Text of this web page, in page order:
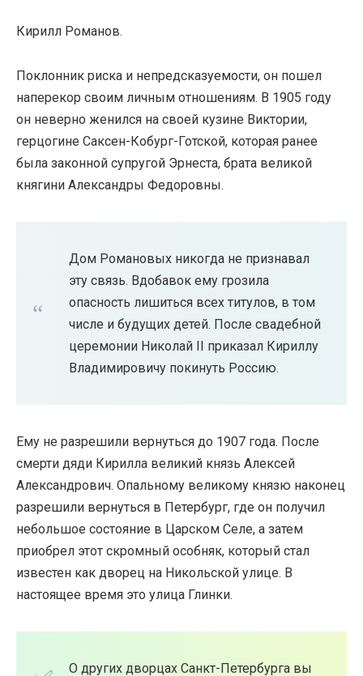
Кирилл Романов.
Поклонник риска и непредсказуемости, он пошел
наперекор своим личным отношениям. В 1905 году
он неверно женился на своей кузине Виктории,
герцогине Саксен-Кобург-Готской, которая ранее
была законной супругой Эрнеста, брата великой
княгини Александры Федоровны.
Дом Романовых никогда не признавал
эту связь. Вдобавок ему грозила
опасность лишиться всех титулов, в том
числе и будущих детей. После свадебной
церемонии Николай II приказал Кириллу
Владимировичу покинуть Россию.
Ему не разрешили вернуться до 1907 года. После
смерти дяди Кирилла великий князь Алексей
Александрович. Опальному великому князю наконец
разрешили вернуться в Петербург, где он получил
небольшое состояние в Царском Селе, а затем
приобрел этот скромный особняк, который стал
известен как дворец на Никольской улице. В
настоящее время это улица Глинки.
О других дворцах Санкт-Петербурга вы